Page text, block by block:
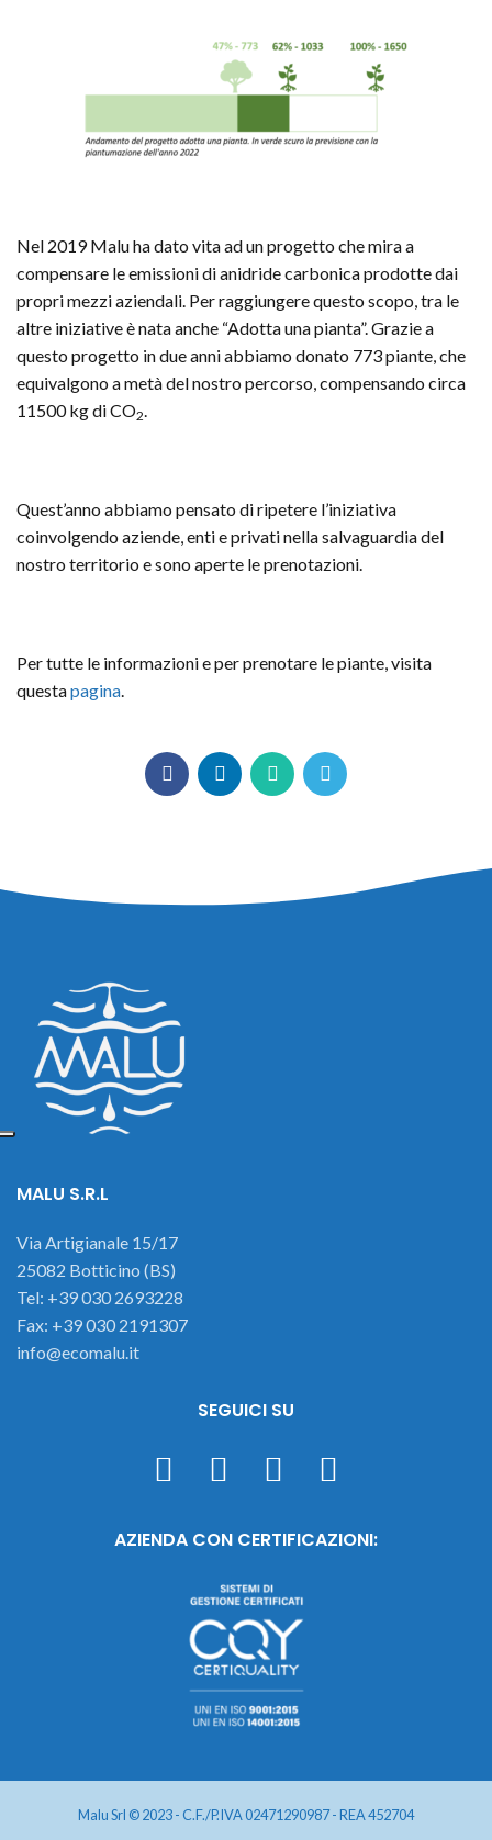
Nel 2019 Malu ha dato vita ad un progetto che mira a
compensare le emissioni di anidride carbonica prodotte dai
propri mezzi aziendali. Per raggiungere questo scopo, tra le
altre iniziative è nata anche “Adotta una pianta”. Grazie a
questo progetto in due anni abbiamo donato 773 piante, che
equivalgono a metà del nostro percorso, compensando circa
11500 kg di CO2.
Quest’anno abbiamo pensato di ripetere l’iniziativa
coinvolgendo aziende, enti e privati nella salvaguardia del
nostro territorio e sono aperte le prenotazioni.
Per tutte le informazioni e per prenotare le piante, visita
questapagina.
MALU S.R.L
Via Artigianale 15/17
25082 Botticino (BS)
Tel: +39 030 2693228
Fax: +39 030 2191307
info@ecomalu.it
SEGUICI SU
AZIENDA CON CERTIFICAZIONI:
Malu Srl © 2023 - C.F./P.IVA 02471290987 - REA 452704